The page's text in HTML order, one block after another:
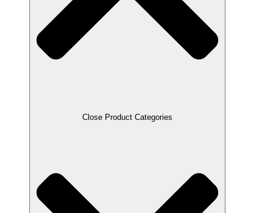
Close Product Categories